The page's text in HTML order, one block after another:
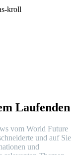
kroll
Laufenden
vom World Future
und auf Sie
und